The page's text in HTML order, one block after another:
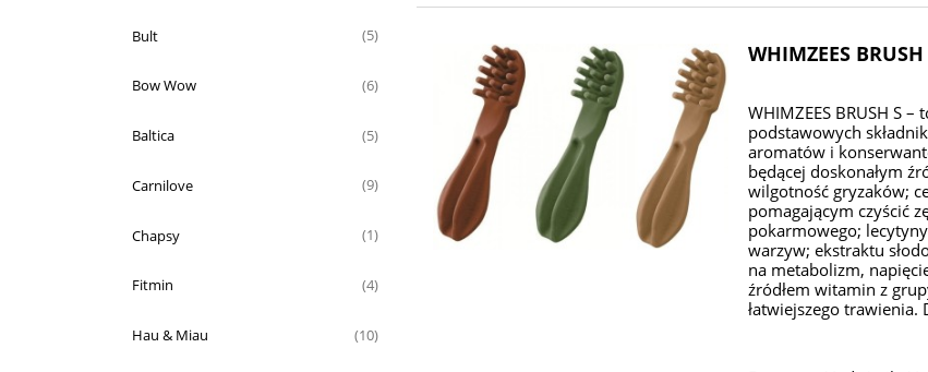
Bult (5)
Bow Wow (6)
Baltica (5)
Carnilove (9)
Chapsy (1)
Fitmin (4)
Hau & Miau (10)
WHIMZEES
WHIMZEES BRUSH S
podstawowych
aromatów i
będącej doskonałym
wilgotność gryzaków;
pomagającym czyścić
pokarmowego;
warzyw; ekstraktu
na metabolizm,
źródłem witamin z
łatwiejszego